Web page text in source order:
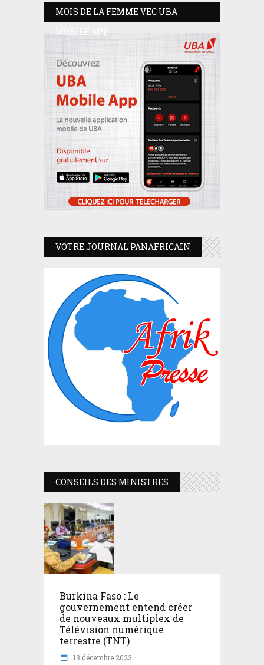
MOIS DE LA FEMME VEC UBA
MOBILE APP
VOTRE JOURNAL PANAFRICAIN
CONSEILS DES MINISTRES
Burkina Faso : Le
gouvernement entend créer
de nouveaux multiplex de
Télévision numérique
terrestre (TNT)
13 décembre 2023